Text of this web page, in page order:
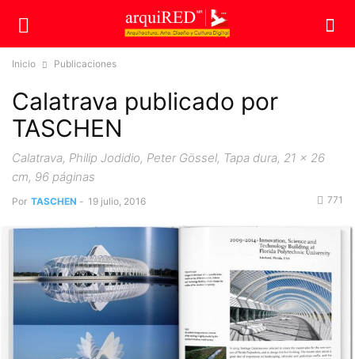
Inicio Publicaciones
Calatrava publicado por
TASCHEN
Calatrava, Philip Jodidio, Peter Gössel, Tapa dura, 21 x 26
cm, 96 páginas
Por TASCHEN - 19 julio, 2016 771